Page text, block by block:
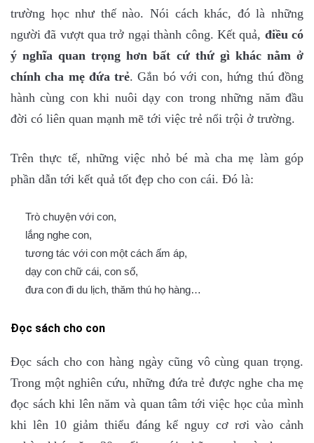
trường học như thế nào. Nói cách khác, đó là những
người đã vượt qua trở ngại thành công. Kết quả, điều có
ý nghĩa quan trọng hơn bất cứ thứ gì khác nằm ở
chính cha mẹ đứa trẻ. Gắn bó với con, hứng thúđồng
hành cùng conkhi nuôi dạy con trong những năm đầu
đời có liên quan mạnh mẽ tới việc trẻ nổi trội ở trường.
Trên thực tế, những việc nhỏ bé mà cha mẹ làm góp
phần dẫn tới kết quả tốt đẹp cho con cái. Đó là:
Trò chuyện với con,
lắng nghe con,
tương tác với con một cách ấm áp,
dạy con chữ cái, con số,
đưa con đi du lịch, thăm thú họ hàng…
Đọc sách cho con
Đọc sách cho con hàng ngày cũng vô cùng quan trọng.
Trong một nghiên cứu, những đứa trẻ được nghe cha mẹ
đọc sách khi lên năm và quan tâm tới việc học của mình
khi lên 10 giảm thiểu đáng kể nguy cơ rơi vào cảnh